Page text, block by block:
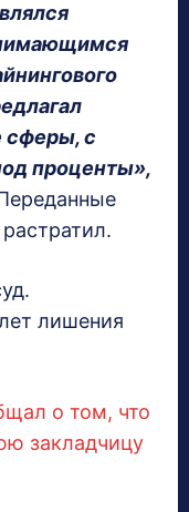
сферы, с
проценты»,
лишения
о том, что
закладчицу